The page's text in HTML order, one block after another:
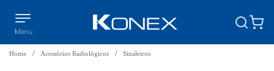
Home Acessórios Radiológicos Sinaleiros